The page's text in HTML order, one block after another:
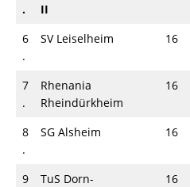
.
II
6
.
SV Leiselheim 16
7
.
Rhenania
Rheindürkheim
16
8
.
SG Alsheim 16
9
TuS Dorn-
16